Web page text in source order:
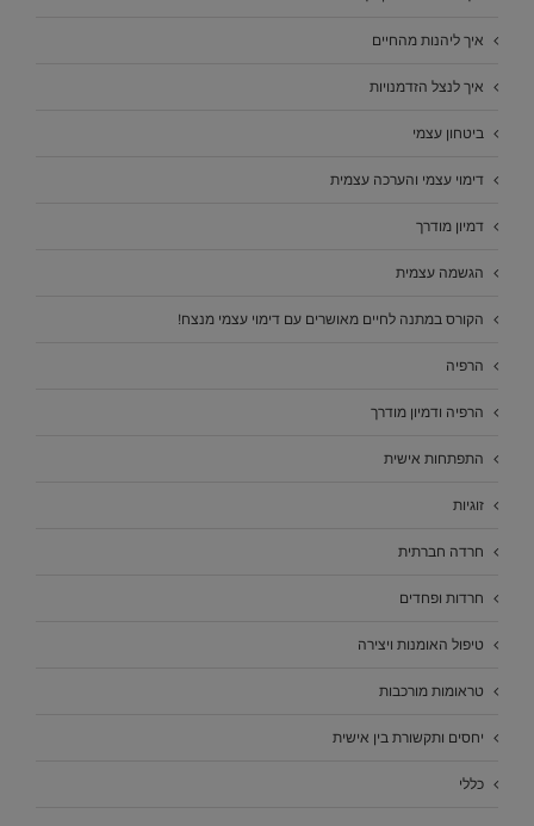
איך ליהנות מהחיים
איך לנצל הזדמנויות
ביטחון עצמי
דימוי עצמי והערכה עצמית
דמיון מודרך
הגשמה עצמית
הקורס במתנה לחיים מאושרים עם דימוי עצמי מנצח!
הרפיה
הרפיה ודמיון מודרך
התפתחות אישית
זוגיות
חרדה חברתית
חרדות ופחדים
טיפול האומנות ויצירה
טראומות מורכבות
יחסים ותקשורת בין אישית
כללי